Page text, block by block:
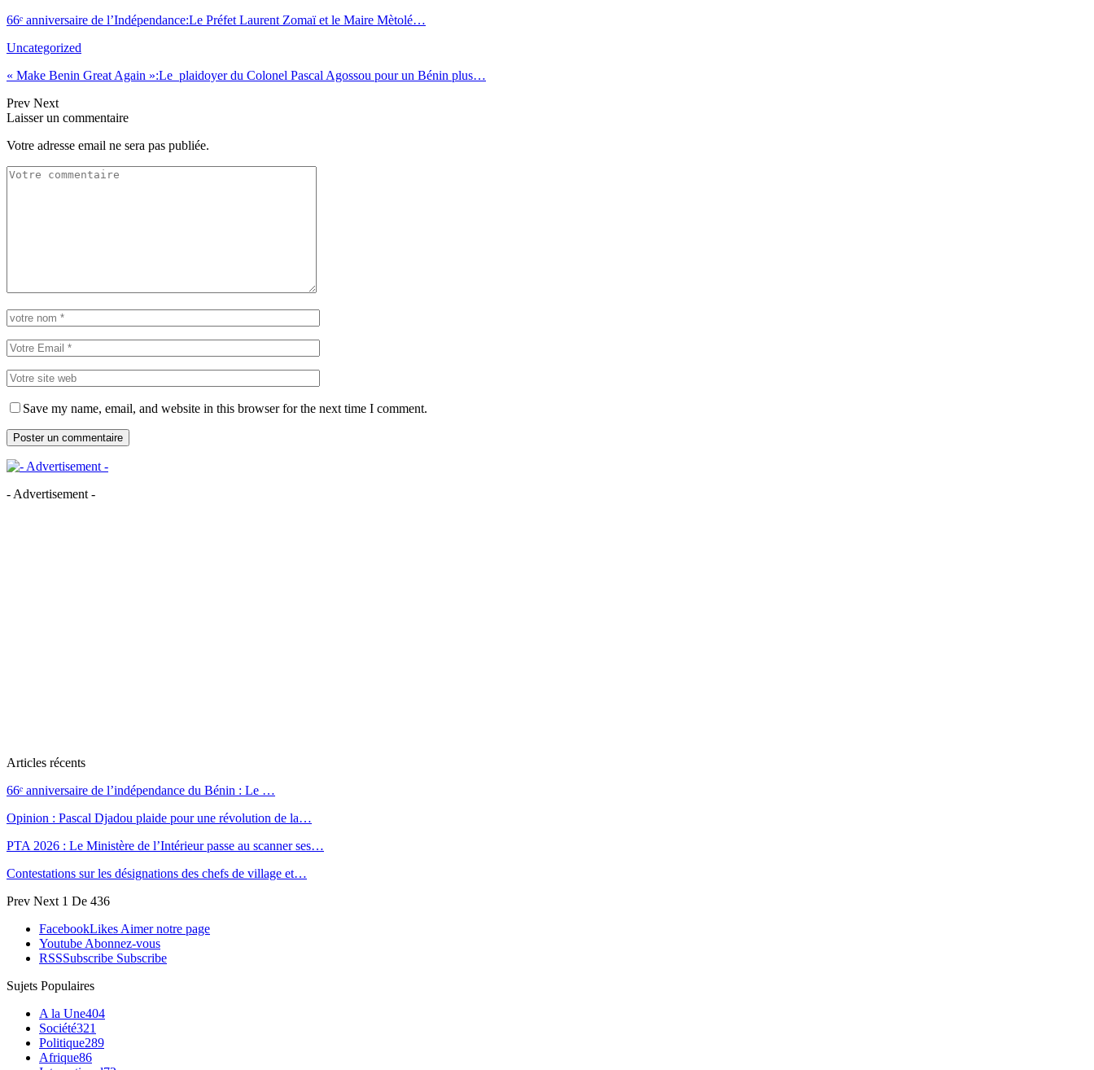
66ᵉ anniversaire de l’Indépendance:Le Préfet Laurent Zomaï et le Maire Mètolé…
Uncategorized
« Make Benin Great Again »:Le plaidoyer du Colonel Pascal Agossou pour un Bénin plus…
Prev Next
Laisser un commentaire
Votre adresse email ne sera pas publiée.
Save my name, email, and website in this browser for the next time I comment.
- Advertisement -
Articles récents
66ᵉ anniversaire de l’indépendance du Bénin : Le …
Opinion : Pascal Djadou plaide pour une révolution de la…
PTA 2026 : Le Ministère de l’Intérieur passe au scanner ses…
Contestations sur les désignations des chefs de village et…
Prev Next 1 De 436
FacebookLikes Aimer notre page
Youtube Abonnez-vous
RSSSubscribe Subscribe
Sujets Populaires
A la Une404
Société321
Politique289
Afrique86